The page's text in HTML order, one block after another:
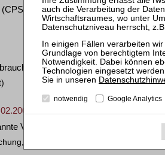
in der
– I–10 W 115/05
Schuldenbereinigung und
notwendig Google Analytics